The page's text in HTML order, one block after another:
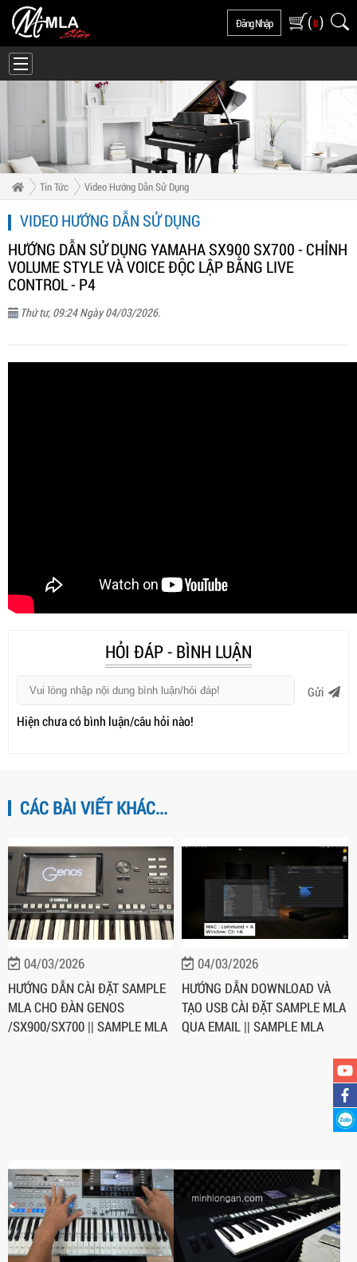
Đăng Nhập (0)
Tin Tức Video Hướng Dẫn Sử Dụng
VIDEO HƯỚNG DẪN SỬ DỤNG
HƯỚNG DẪN SỬ DỤNG YAMAHA SX900 SX700 - CHỈNH
VOLUME STYLE VÀ VOICE ĐỘC LẬP BẰNG LIVE
CONTROL - P4
Thứ tư, 09:24 Ngày 04/03/2026.
HỎI ĐÁP - BÌNH LUẬN
Gửi
Hiện chưa có bình luận/câu hỏi nào!
CÁC BÀI VIẾT KHÁC...
04/03/2026
HƯỚNG DẪN CÀI ĐẶT SAMPLE
MLA CHO ĐÀN GENOS
/SX900/SX700 || SAMPLE MLA
04/03/2026
HƯỚNG DẪN DOWNLOAD VÀ
TẠO USB CÀI ĐẶT SAMPLE MLA
QUA EMAIL || SAMPLE MLA